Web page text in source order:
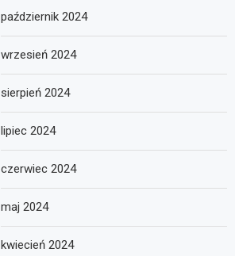
październik 2024
wrzesień 2024
sierpień 2024
lipiec 2024
czerwiec 2024
maj 2024
kwiecień 2024